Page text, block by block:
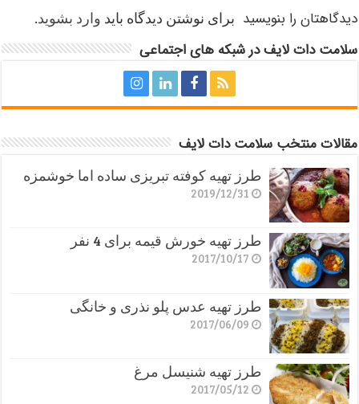
دیدگاهتان را بنویسید برای نوشتن دیدگاه باید وارد بشوید.
سلامت دات لایف در شبکه های اجتماعی
مقالات منتخب سلامت دات لایف
طرز تهیه کوفته تبریزی ساده اما خوشمزه
2019/12/31
طرز تهیه خورش قیمه برای 4 نفر
2017/10/17
طرز تهیه عدس پلو نذری و خانگی
2017/06/09
طرز تهیه شنیسل مرغ
2017/05/12